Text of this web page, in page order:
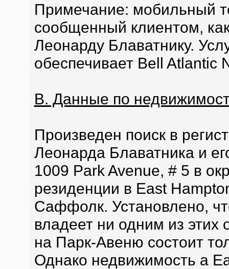
Примечание: мобильный
сообщенный клиентом,
Леонарду Блаватнику.
обеспечивает Bell Atlantic
В. Данные по
Произведен поиск в
Леонарда Блаватника и
1009 Park Avenue, # 5 в
резиденции в East
Саффолк. Установлено,
владеет ни одним из
на Парк-Авеню состоит
Однако недвижимость а